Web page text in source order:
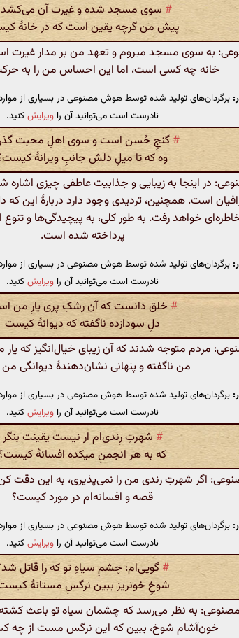
# سوی مسجد شده و غیرت آن
پیش من گرچه یقین است که در خانهٔ
به سوی مسجد میروم و تعهد من بر مدار غیرت
خانه چه کسی است، اما این احساس من را به
برگردان‌های تولید شده توسط هوش مصنوعی در بسیاری از موارد
نادرست است می‌توانید آن را ویرایشکنید.
#گنجِ حُسن است و سوی اهلِ محبت
وه که تا میلِ دلش جانبِ ویرانهٔ
در اینجا به زیبایی و جذابیت عاطفی چیزی
است. همچنین، تردیدی وجود دارد دربارهٔ
خاطره‌ای خواهد رفت. به طور کلی، به پیچیدگی‌ها و
پرداخته شده است.
برگردان‌های تولید شده توسط هوش مصنوعی در بسیاری از موارد
نادرست است می‌توانید آن را ویرایشکنید.
#خلق دانست که آن رشکِ پری یارِ من
دلِ سودازده ناگفته که دیوانهٔ کیست
مردم متوجه شدند که آن زیبای خیال‌انگیز که
من ناگفته و پنهانی نشان‌دهندهٔ دیوانگی
برگردان‌های تولید شده توسط هوش مصنوعی در بسیاری از موارد
نادرست است می‌توانید آن را ویرایشکنید.
# شهرتِ رِندی‌ام ار نیست یقینت بنگر
که به هر انجمنِ میکده افسانهٔ
اگر شهرتِ رندی من را نمی‌پذیری، به این دقت
قصه و افسانه‌ام در مورد کیست؟
برگردان‌های تولید شده توسط هوش مصنوعی در بسیاری از موارد
نادرست است می‌توانید آن را ویرایشکنید.
#گویی‌ام: چشمِ سیاهِ تو که را قاتل
شوخِ خونریز ببین نرگسِ مستانهٔ
به نظر می‌رسد که چشمان سیاه تو باعث
خون‌آشام شوخ، ببین که این نرگس مست از چه